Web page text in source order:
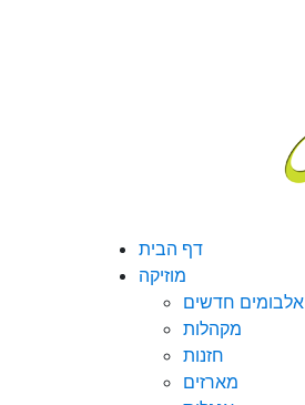
דף הבית
מוזיקה
אלבומים חדשים
מקהלות
חזנות
מארזים